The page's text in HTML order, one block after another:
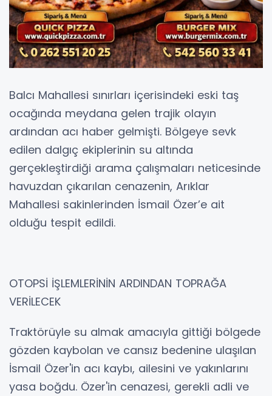
Balcı Mahallesi sınırları içerisindeki eski taş
ocağında meydana gelen trajik olayın
ardından acı haber gelmişti. Bölgeye sevk
edilen dalgıç ekiplerinin su altında
gerçekleştirdiği arama çalışmaları neticesinde
havuzdan çıkarılan cenazenin, Arıklar
Mahallesi sakinlerinden İsmail Özer’e ait
olduğu tespit edildi.
OTOPSİ İŞLEMLERİNİN ARDINDAN TOPRAĞA
VERİLECEK
Traktörüyle su almak amacıyla gittiği bölgede
gözden kaybolan ve cansız bedenine ulaşılan
İsmail Özer'in acı kaybı, ailesini ve yakınlarını
yasa boğdu. Özer'in cenazesi, gerekli adli ve